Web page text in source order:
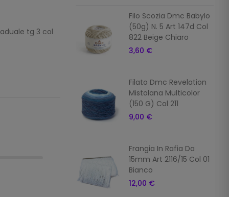
tg 3 col
Art 2116/15 Col 7
Filo Scozia Dmc Babylo
(50g) N. 5 Art 147d Col
822 Beige Chiaro
3,60 €
Filato Dmc Revelation
Mistolana Multicolor
(150 G) Col 211
9,00 €
Frangia In Rafia Da
15mm Art 2116/15 Col 01
Bianco
12,00 €